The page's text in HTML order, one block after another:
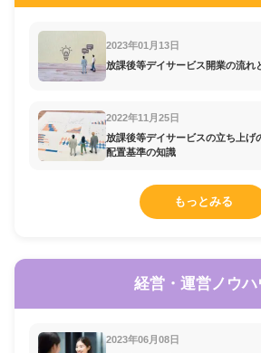
2023年01月13日
放課後等デイサービス開業の流れ
2022年11月25日
放課後等デイサービスの立ち上げ
配置基準の知識
もっとみる
経営・運営ノウハ
2023年06月08日